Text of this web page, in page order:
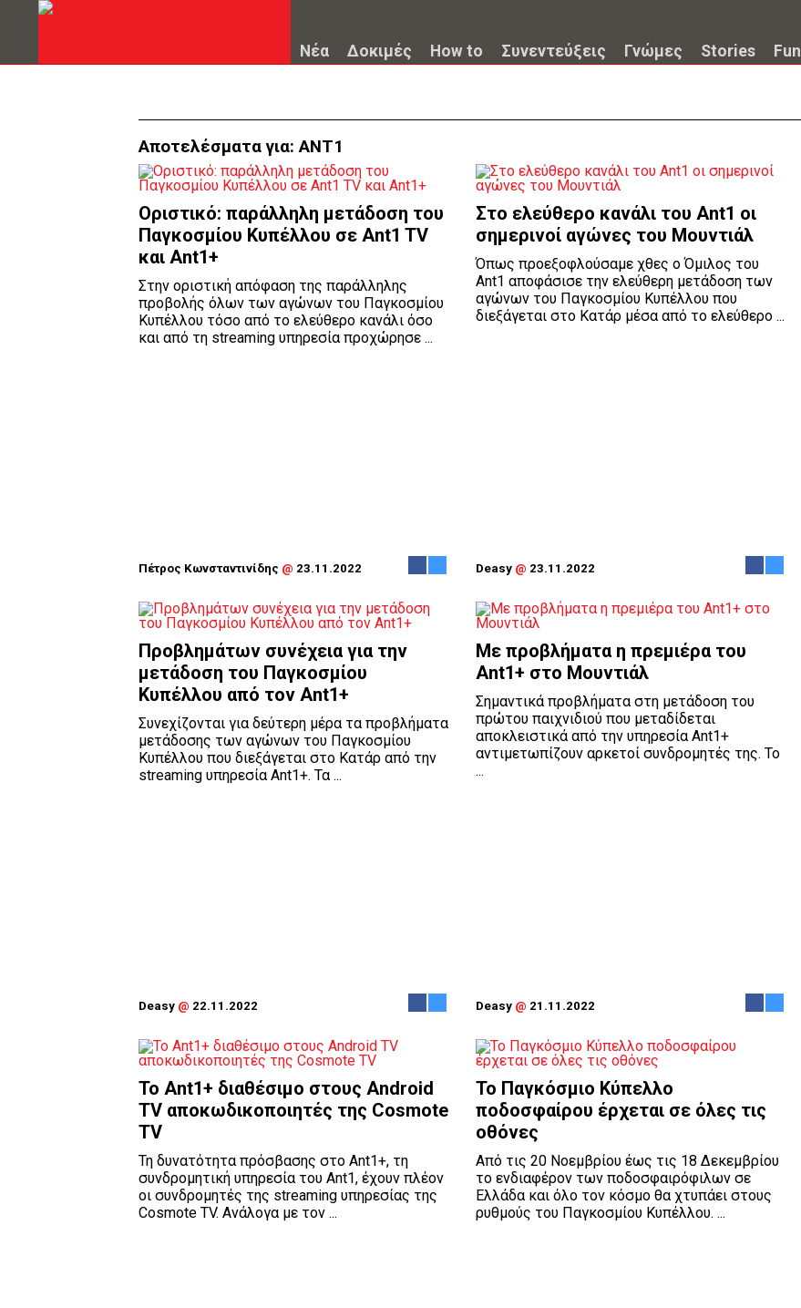
Νέα Δοκιμές How to Συνεντεύξεις Γνώμες Stories Fun
Αποτελέσματα για:ANT1
Οριστικό: παράλληλη μετάδοση του
Παγκοσμίου Κυπέλλου σε Αnt1 TV
και Ant1+
Στην οριστική απόφαση της παράλληλης
προβολής όλων των αγώνων του Παγκοσμίου
Κυπέλλου τόσο από το ελεύθερο κανάλι όσο
και από τη streaming υπηρεσία προχώρησε ...
Πέτρος Κωνσταντινίδης @ 23.11.2022
Στο ελεύθερο κανάλι του Ant1 οι
σημερινοί αγώνες του Μουντιάλ
Όπως προεξοφλούσαμε χθες ο Όμιλος του
Ant1 αποφάσισε την ελεύθερη μετάδοση των
αγώνων του Παγκοσμίου Κυπέλλου που
διεξάγεται στο Κατάρ μέσα από το ελεύθερο ...
Deasy @ 23.11.2022
Προβλημάτων συνέχεια για την
μετάδοση του Παγκοσμίου
Κυπέλλου από τον Ant1+
Συνεχίζονται για δεύτερη μέρα τα προβλήματα
μετάδοσης των αγώνων του Παγκοσμίου
Κυπέλλου που διεξάγεται στο Κατάρ από την
streaming υπηρεσία Ant1+. Τα ...
Deasy @ 22.11.2022
Με προβλήματα η πρεμιέρα του
Ant1+ στο Μουντιάλ
Σημαντικά προβλήματα στη μετάδοση του
πρώτου παιχνιδιού που μεταδίδεται
αποκλειστικά από την υπηρεσία Ant1+
αντιμετωπίζουν αρκετοί συνδρομητές της. Το
...
Deasy @ 21.11.2022
Το Ant1+ διαθέσιμο στους Android
TV αποκωδικοποιητές της Cosmote
TV
Τη δυνατότητα πρόσβασης στο Ant1+, τη
συνδρομητική υπηρεσία του Αnt1, έχουν πλέον
οι συνδρομητές της streaming υπηρεσίας της
Cosmote TV. Ανάλογα με τον ...
Το Παγκόσμιο Κύπελλο
ποδοσφαίρου έρχεται σε όλες τις
οθόνες
Από τις 20 Νοεμβρίου έως τις 18 Δεκεμβρίου
το ενδιαφέρον των ποδοσφαιρόφιλων σε
Ελλάδα και όλο τον κόσμο θα χτυπάει στους
ρυθμούς του Παγκοσμίου Κυπέλλου. ...